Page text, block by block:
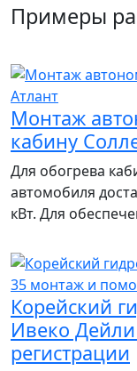
Примеры
Монтаж
кабину
Для обогрева
автомобиля
кВт. Для
Корейский
Ивеко
регистрации